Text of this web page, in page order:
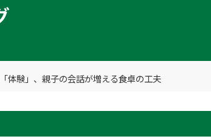
体験」、親子の会話が増える食卓の工夫